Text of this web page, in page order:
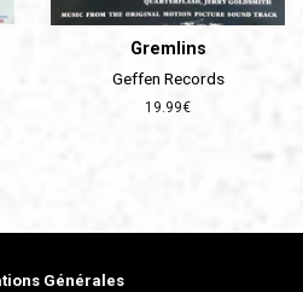
Gremlins
Geffen Records
Prix
19.99€
Générales